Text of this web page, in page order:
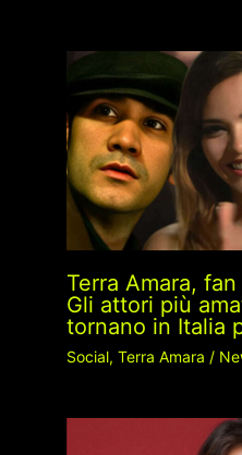
Terra Amara,
Gli attori più
tornano in Italia
Social, Terra Amara /